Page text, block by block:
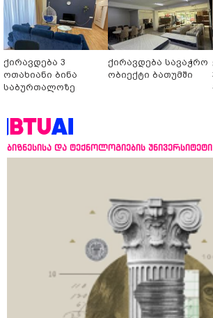
ქირავდება 3
ოთახიანი ბინა
საბურთალოზე
ქირავდება სავაჭრო
ობიექტი ბათუმში
ბიზნესისა და ტექნოლოგიების უნივერსიტეტი